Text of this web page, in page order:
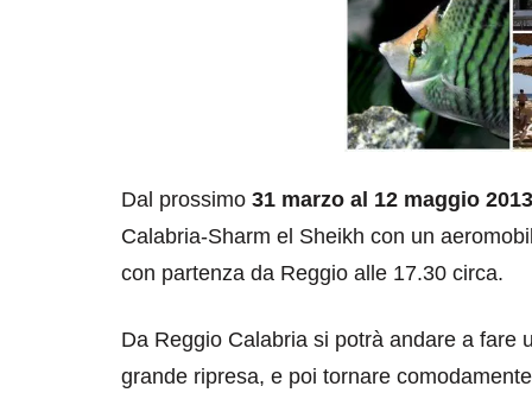
Dal prossimo 31 marzo al 12 maggio 2013
Calabria-Sharm el Sheikh con un
con partenza da Reggio alle 17.30 circa.
Da Reggio Calabria si potrà andare a fare
grande ripresa, e poi tornare